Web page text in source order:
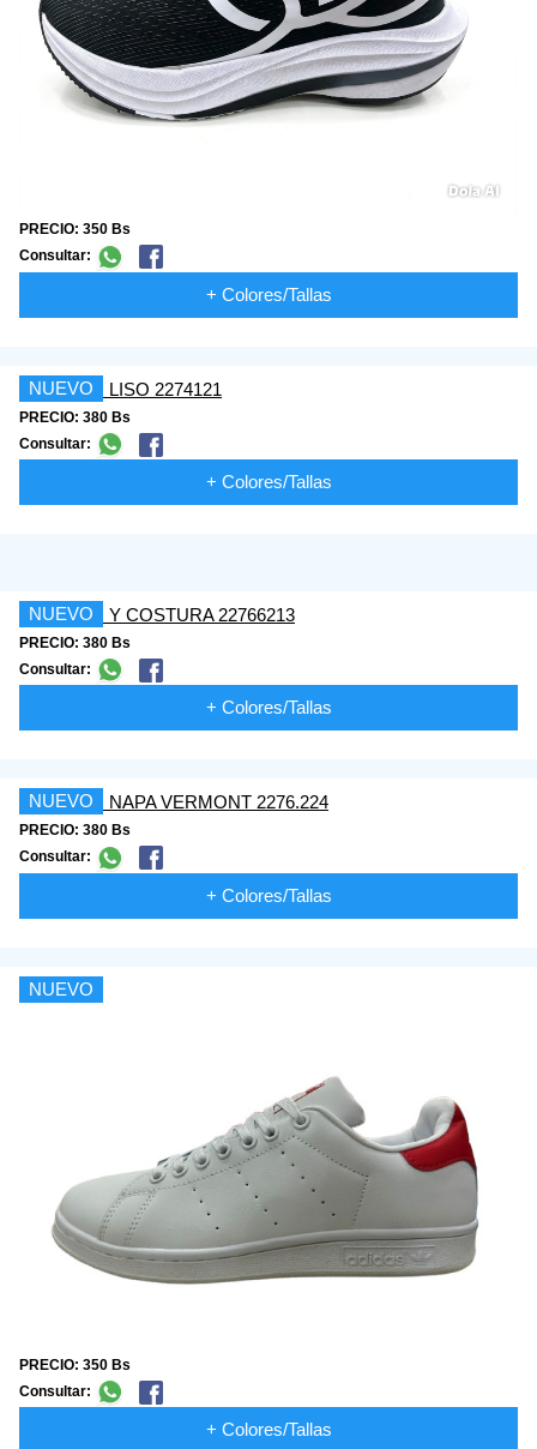
PRECIO: 350 Bs
Consultar:
+ Colores/Tallas
NUEVO
PRECIO: 380 Bs
Consultar:
+ Colores/Tallas
NUEVO
PRECIO: 380 Bs
Consultar:
+ Colores/Tallas
NUEVO
PRECIO: 380 Bs
Consultar:
+ Colores/Tallas
NUEVO
PRECIO: 350 Bs
Consultar:
+ Colores/Tallas